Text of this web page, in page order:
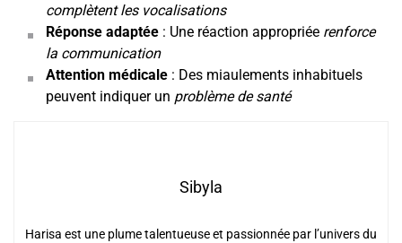
complètent les vocalisations
Réponse adaptée : Une réaction appropriée renforce
la communication
Attention médicale : Des miaulements inhabituels
peuvent indiquer un problème de santé
Sibyla
Harisa est une plume talentueuse et passionnée par l’univers du